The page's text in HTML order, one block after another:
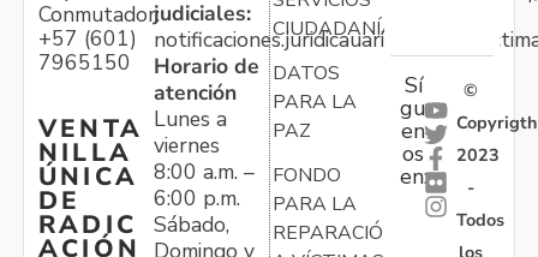
Conmutador:
+57 (601)
7965150
VENTA
NILLA
ÚNICA
DE
RADIC
ACIÓN
judiciales:
Horario de
atención
Lunes a
viernes
8:00 a.m. –
6:00 p.m.
Sábado,
Domingo y
CIUDADANÍA
DATOS
PARA LA
PAZ
FONDO
PARA LA
REPARACIÓN
Sí
gu
en
os
en:
©
Copyrigth
2023
-
Todos
los